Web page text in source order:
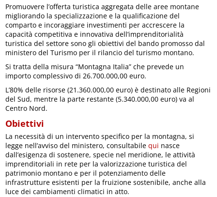
Promuovere l’offerta turistica aggregata delle aree montane
migliorando la specializzazione e la qualificazione del
comparto e incoraggiare investimenti per accrescere la
capacità competitiva e innovativa dell’imprenditorialità
turistica del settore sono gli obiettivi del bando promosso dal
ministero del Turismo per il rilancio del turismo montano.
Si tratta della misura “Montagna Italia” che prevede un
importo complessivo di 26.700.000,00 euro.
L’80% delle risorse (21.360.000,00 euro) è destinato alle Regioni
del Sud, mentre la parte restante (5.340.000,00 euro) va al
Centro Nord.
Obiettivi
La necessità di un intervento specifico per la montagna, si
legge nell’avviso del ministero, consultabile qui nasce
dall’esigenza di sostenere, specie nel meridione, le attività
imprenditoriali in rete per la valorizzazione turistica del
patrimonio montano e per il potenziamento delle
infrastrutture esistenti per la fruizione sostenibile, anche alla
luce dei cambiamenti climatici in atto.